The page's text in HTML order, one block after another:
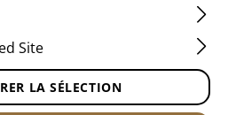
Site
LA SÉLECTION